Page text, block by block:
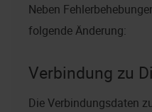
Neben
folgende Änderung:
Verbindung zu
Die Verbindungsdaten